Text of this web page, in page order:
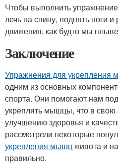
Чтобы выполнить
лечь на спину, поднять ноги и
движения, как будто мы
Заключение
Упражнения для укрепления
одним из основных
спорта. Они помогают нам
укреплять мышцы, что в свою
улучшению здоровья и
рассмотрели некоторые
укрепления мышцживота и
правильно.